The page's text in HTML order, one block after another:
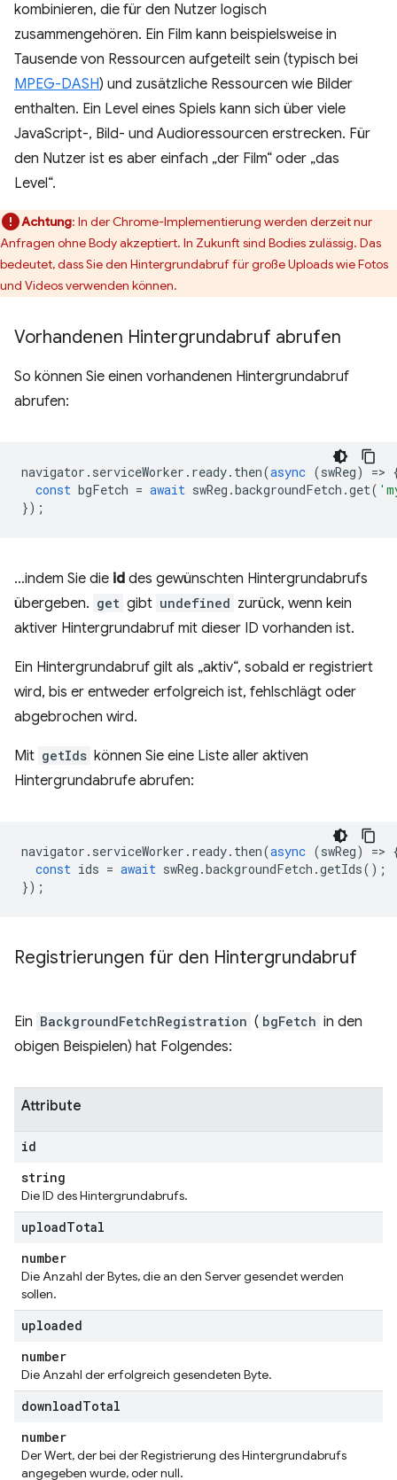
kombinieren, die für den Nutzer logisch
zusammengehören. Ein Film kann beispielsweise in
Tausende von Ressourcen aufgeteilt sein (typisch bei
MPEG-DASH) und zusätzliche Ressourcen wie Bilder
enthalten. Ein Level eines Spiels kann sich über viele
JavaScript-, Bild- und Audioressourcen erstrecken. Für
den Nutzer ist es aber einfach „der Film“ oder „das
Level“.
Achtung: In der Chrome-Implementierung werden derzeit nur
Anfragen ohne Body akzeptiert. In Zukunft sind Bodies zulässig. Das
bedeutet, dass Sie den Hintergrundabruf für große Uploads wie Fotos
und Videos verwenden können.
Vorhandenen Hintergrundabruf abrufen
So können Sie einen vorhandenen Hintergrundabruf
abrufen:
navigator . serviceWorker . ready. then(async (swReg) =>
const bgFetch = await swReg .backgroundFetch .get(
});
…indem Sie die id des gewünschten Hintergrundabrufs
übergeben. get gibt undefined zurück, wenn kein
aktiver Hintergrundabruf mit dieser ID vorhanden ist.
Ein Hintergrundabruf gilt als „aktiv“, sobald er registriert
wird, bis er entweder erfolgreich ist, fehlschlägt oder
abgebrochen wird.
Mit getIds können Sie eine Liste aller aktiven
Hintergrundabrufe abrufen:
navigator . serviceWorker . ready. then(async (swReg) =>
const ids = await swReg .backgroundFetch .getIds();
});
Registrierungen für den Hintergrundabruf
Ein BackgroundFetchRegistration ( bgFetch in den
obigen Beispielen) hat Folgendes:
Attribute
id
string
Die ID des Hintergrundabrufs.
uploadTotal
number
Die Anzahl der Bytes, die an den Server gesendet werden
sollen.
uploaded
number
Die Anzahl der erfolgreich gesendeten Byte.
downloadTotal
number
Der Wert, der bei der Registrierung des Hintergrundabrufs
angegeben wurde, oder null.